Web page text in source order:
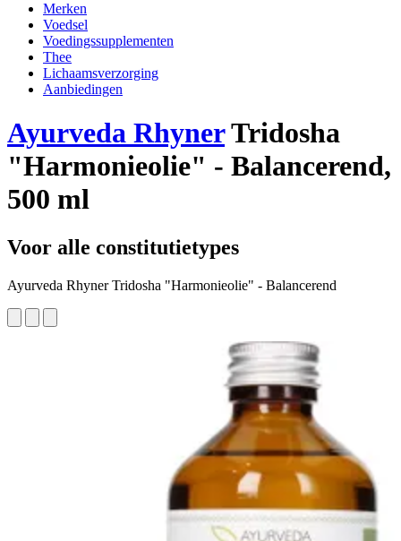
Merken
Voedsel
Voedingssupplementen
Thee
Lichaamsverzorging
Aanbiedingen
Ayurveda RhynerTridosha
"Harmonieolie" - Balancerend,
500 ml
Voor alle constitutietypes
Ayurveda Rhyner Tridosha "Harmonieolie" - Balancerend